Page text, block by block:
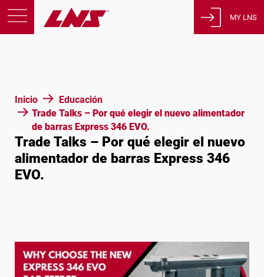
Inicio
Educación
Trade Talks – Por qué elegir el nuevo alimentador
de barras Express 346 EVO.
Trade Talks – Por qué elegir el nuevo
alimentador de barras Express 346
EVO.
Sobre nosotros
Empleos
Contacto
Política de privacidad
Español
MY LNS